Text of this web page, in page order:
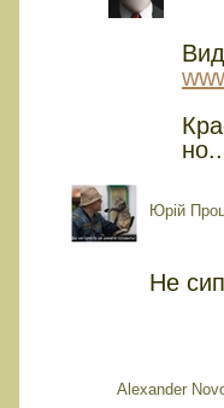
Юрiй
Не
Alexander